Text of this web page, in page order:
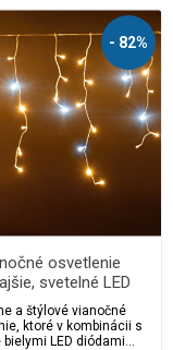
- 82%
osvetlenie
svetelné LED
210 ks/10 m s flash
a časovačom
a štýlové vianočné
ktoré v kombinácii s
bielymi LED diódami